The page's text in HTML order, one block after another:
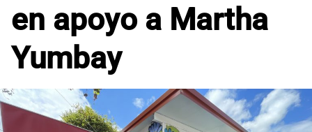
en apoyo a Martha
Yumbay